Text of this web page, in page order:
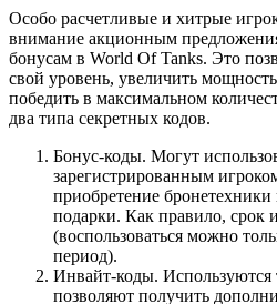
Особо расчетливые и хитрые
внимание акционным
бонусам в World Of Tanks. Это
свой уровень, увеличить
победить в максимальном
два типа секретных кодов.
Бонус-коды. Могут
зарегистрированным
приобретение
подарки. Как правило, срок
(воспользоваться можно
период).
Инвайт-коды. Используются
позволяют получить